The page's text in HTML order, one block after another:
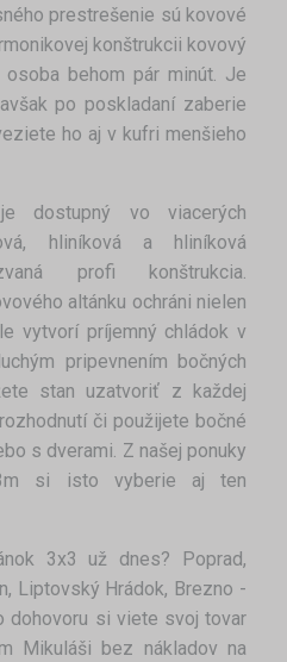
prestrešenie sú kovové
konštrukcii kovový
behom pár minút. Je
po poskladaní zaberie
ho aj v kufri menšieho
dostupný vo viacerých
hliníková a hliníková
profi konštrukcia.
altánku ochráni nielen
vytvorí príjemný chládok v
pripevnením bočných
stan uzatvoriť z každej
či použijete bočné
s dverami. Z našej ponuky
si isto vyberie aj ten
3x3 už dnes? Poprad,
Liptovský Hrádok, Brezno -
dohovoru si viete svoj tovar
Mikuláši bez nákladov na